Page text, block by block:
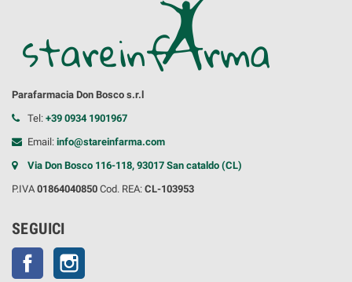
Parafarmacia Don Bosco s.r.l
Tel: +39 0934 1901967
Email: info@stareinfarma.com
Via Don Bosco 116-118, 93017 San cataldo (CL)
P.IVA 01864040850 Cod. REA: CL-103953
SEGUICI
Facebook